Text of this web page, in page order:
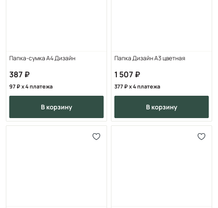
Папка-сумка А4 Дизайн
387
97 x 4 платежа
в корзину
Папка Дизайн А3 цветная
1 507
377 x 4 платежа
в корзину